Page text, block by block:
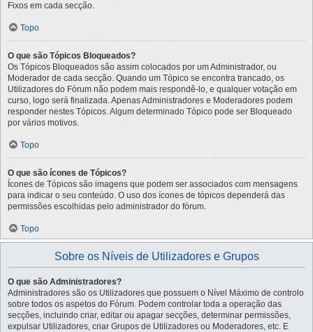
Fixos em cada secção.
Topo
O que são Tópicos Bloqueados?
Os Tópicos Bloqueados são assim colocados por um Administrador, ou
Moderador de cada secção. Quando um Tópico se encontra trancado, os
Utilizadores do Fórum não podem mais respondê-lo, e qualquer votação em
curso, logo será finalizada. Apenas Administradores e Moderadores podem
responder nestes Tópicos. Algum determinado Tópico pode ser Bloqueado
por vários motivos.
Topo
O que são ícones de Tópicos?
Ícones de Tópicos são imagens que podem ser associados com mensagens
para indicar o seu conteúdo. O uso dos ícones de tópicos dependerá das
permissões escolhidas pelo administrador do fórum.
Topo
Sobre os Níveis de Utilizadores e Grupos
O que são Administradores?
Administradores são os Utilizadores que possuem o Nível Máximo de controlo
sobre todos os aspetos do Fórum. Podem controlar toda a operação das
secções, incluindo criar, editar ou apagar secções, determinar permissões,
expulsar Utilizadores, criar Grupos de Utilizadores ou Moderadores, etc. E